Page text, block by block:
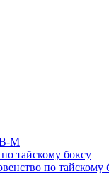
М
по тайскому